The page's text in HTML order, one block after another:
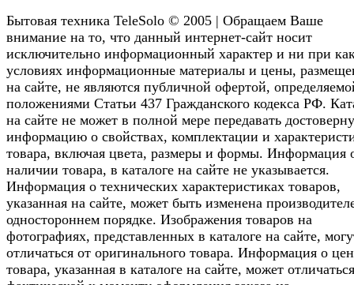
Бытовая техника TeleSolo © 2005 | Обращаем Ваше
внимание на то, что данный интернет-сайт носит
исключительно информационный характер и ни при
условиях информационные материалы и цены,
на сайте, не являются публичной офертой,
положениями Статьи 437 Гражданского кодекса РФ.
на сайте не может в полной мере передавать
информацию о свойствах, комплектации и
товара, включая цвета, размеры и формы. Информация
наличии товара, в каталоге на сайте не указывается.
Информация о технических характеристиках товаров,
указанная на сайте, может быть изменена
одностороннем порядке. Изображения товаров на
фотографиях, представленных в каталоге на сайте,
отличаться от оригинального товара. Информация о
товара, указанная в каталоге на сайте, может